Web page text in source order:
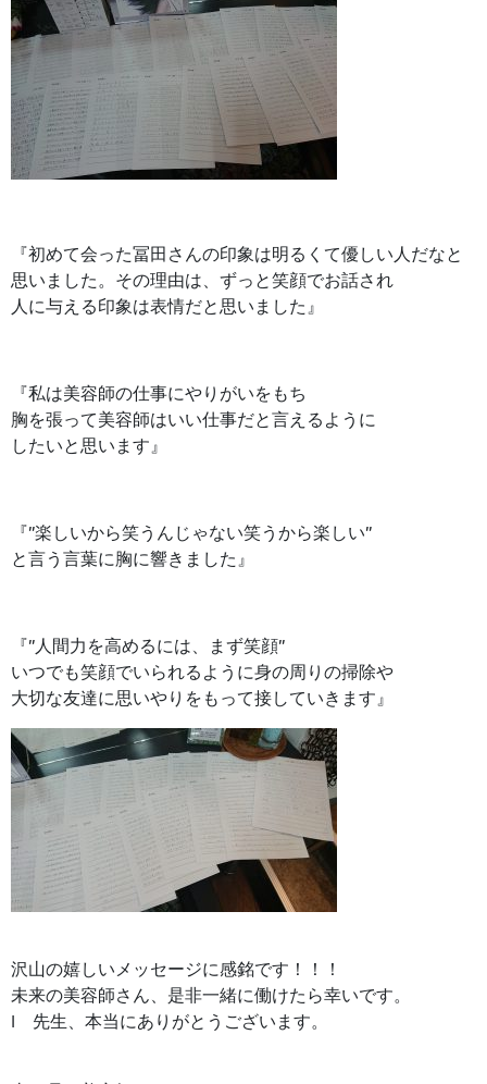
『初めて会った冨田さんの印象は明るくて優しい人だなと
思いました。その理由は、ずっと笑顔でお話され
人に与える印象は表情だと思いました』
『私は美容師の仕事にやりがいをもち
胸を張って美容師はいい仕事だと言えるように
したいと思います』
『”楽しいから笑うんじゃない笑うから楽しい”
と言う言葉に胸に響きました』
『”人間力を高めるには、まず笑顔”
いつでも笑顔でいられるように身の周りの掃除や
大切な友達に思いやりをもって接していきます』
沢山の嬉しいメッセージに感銘です！！！
未来の美容師さん、是非一緒に働けたら幸いです。
I 先生、本当にありがとうございます。